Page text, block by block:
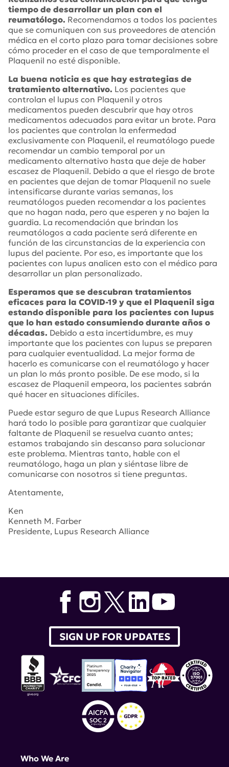
tiempo de desarrollar un plan con el
reumatólogo. Recomendamos a todos los pacientes
que se comuniquen con sus proveedores de atención
médica en el corto plazo para tomar decisiones sobre
cómo proceder en el caso de que temporalmente el
Plaquenil no esté disponible.
La buena noticia es que hay estrategias de
tratamiento alternativo. Los pacientes que
controlan el lupus con Plaquenil y otros
medicamentos pueden descubrir que hay otros
medicamentos adecuados para evitar un brote. Para
los pacientes que controlan la enfermedad
exclusivamente con Plaquenil, el reumatólogo puede
recomendar un cambio temporal por un
medicamento alternativo hasta que deje de haber
escasez de Plaquenil. Debido a que el riesgo de brote
en pacientes que dejan de tomar Plaquenil no suele
intensificarse durante varias semanas, los
reumatólogos pueden recomendar a los pacientes
que no hagan nada, pero que esperen y no bajen la
guardia. La recomendación que brindan los
reumatólogos a cada paciente será diferente en
función de las circunstancias de la experiencia con
lupus del paciente. Por eso, es importante que los
pacientes con lupus analicen esto con el médico para
desarrollar un plan personalizado.
Esperamos que se descubran tratamientos
eficaces para la COVID-19 y que el Plaquenil siga
estando disponible para los pacientes con lupus
que lo han estado consumiendo durante años o
décadas. Debido a esta incertidumbre, es muy
importante que los pacientes con lupus se preparen
para cualquier eventualidad. La mejor forma de
hacerlo es comunicarse con el reumatólogo y hacer
un plan lo más pronto posible. De ese modo, si la
escasez de Plaquenil empeora, los pacientes sabrán
qué hacer en situaciones difíciles.
Puede estar seguro de que Lupus Research Alliance
hará todo lo posible para garantizar que cualquier
faltante de Plaquenil se resuelva cuanto antes;
estamos trabajando sin descanso para solucionar
este problema. Mientras tanto, hable con el
reumatólogo, haga un plan y siéntase libre de
comunicarse con nosotros si tiene preguntas.
Atentamente,
Ken
Kenneth M. Farber
Presidente, Lupus Research Alliance
SIGN UP FOR UPDATES
Who We Are